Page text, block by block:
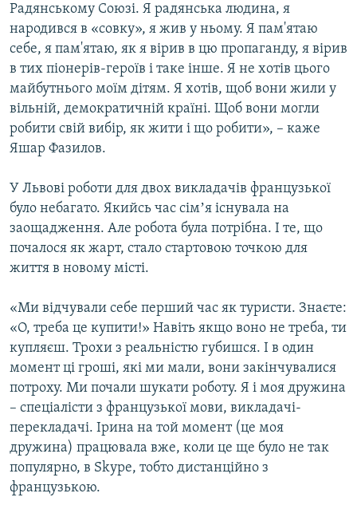
Радянському Союзі. Я радянська людина, я
народився в «совку», я жив у ньому. Я пам'ятаю
себе, я пам'ятаю, як я вірив в цю пропаганду, я вірив
в тих піонерів-героїв і таке інше. Я не хотів цього
майбутнього моїм дітям. Я хотів, щоб вони жили у
вільній, демократичній країні. Щоб вони могли
робити свій вибір, як жити і що робити», – каже
Яшар Фазилов.
У Львові роботи для двох викладачів французької
було небагато. Якийсь час сімʼя існувала на
заощадження. Але робота була потрібна. І те, що
почалося як жарт, стало стартовою точкою для
життя в новому місті.
«Ми відчували себе перший час як туристи. Знаєте:
«О, треба це купити!» Навіть якщо воно не треба, ти
купляєш. Трохи з реальністю губишся. І в один
момент ці гроші, які ми мали, вони закінчувалися
потроху. Ми почали шукати роботу. Я і моя дружина
– спеціалісти з французької мови, викладачі-
перекладачі. Ірина на той момент (це моя
дружина) працювала вже, коли це ще було не так
популярно, в Skype, тобто дистанційно з
французькою.